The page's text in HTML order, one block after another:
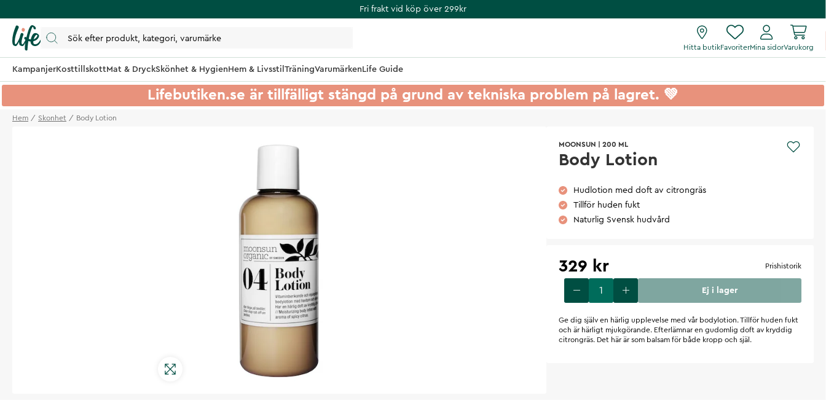
Fri frakt vid köp över 299kr
Hitta butikFavoriterMina sidorVarukorg
KampanjerKosttillskottMat & DryckSkönhet & HygienHem & Livsstil TräningVarumärkenLife Guide
Lifebutiken.se är tillfälligt stängd på grund av tekniska problem på lagret. 💚
Hem Skonhet Body Lotion
MOONSUN 200 ML
Body Lotion
Hudlotion med doft av citrongräs
Tillför huden fukt
Naturlig Svensk hudvård
329 kr Prishistorik
Ej i lager
Ge dig själv en härlig upplevelse med vår bodylotion. Tillför huden fukt
och är härligt mjukgörande. Efterlämnar en gudomlig doft av kryddig
citrongräs. Det här är som balsam för både kropp och själ.